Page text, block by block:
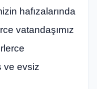
hafızalarında
vatandaşımız
ve evsiz